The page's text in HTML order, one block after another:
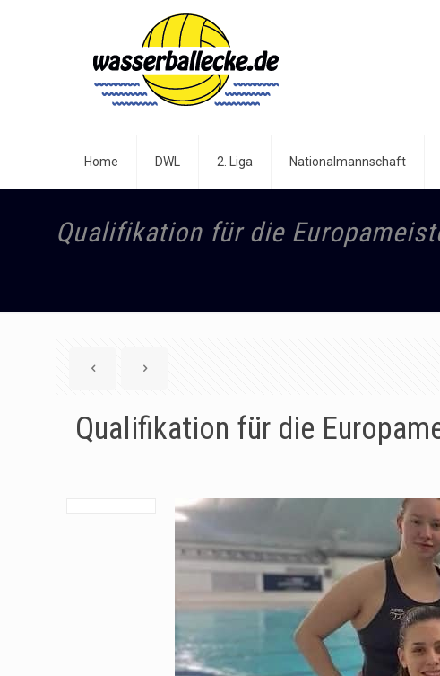
Home DWL 2. Liga Nationalmannschaft
Qualifikation für die
Qualifikation für die